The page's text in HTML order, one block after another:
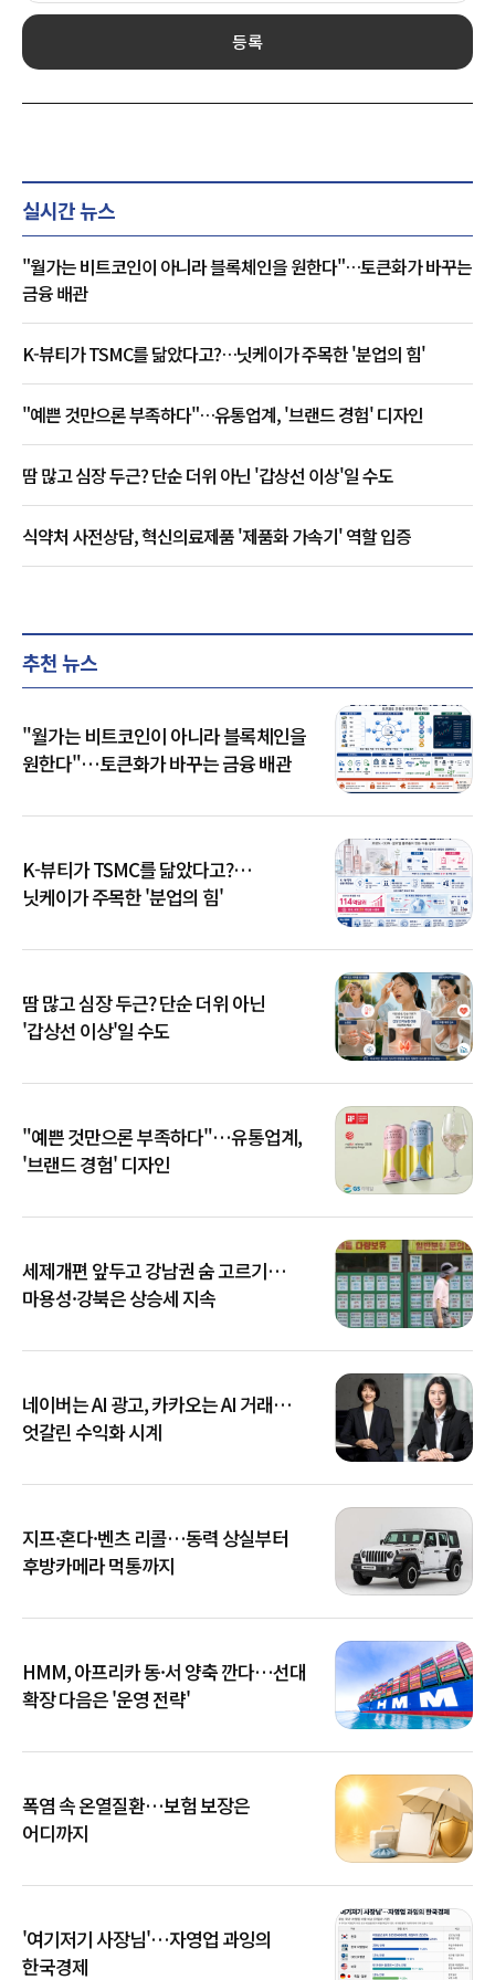
등록
실시간 뉴스
"월가는 비트코인이 아니라 블록체인을 원한다"…토큰화가 바꾸는
금융 배관
K-뷰티가 TSMC를 닮았다고?…닛케이가 주목한 '분업의 힘'
"예쁜 것만으론 부족하다"…유통업계, '브랜드 경험' 디자인
땀 많고 심장 두근? 단순 더위 아닌 '갑상선 이상'일 수도
식약처 사전상담, 혁신의료제품 '제품화 가속기' 역할 입증
추천 뉴스
"월가는 비트코인이 아니라 블록체인을
원한다"…토큰화가 바꾸는 금융 배관
K-뷰티가 TSMC를 닮았다고?…
닛케이가 주목한 '분업의 힘'
땀 많고 심장 두근? 단순 더위 아닌
'갑상선 이상'일 수도
"예쁜 것만으론 부족하다"…유통업계,
'브랜드 경험' 디자인
세제개편 앞두고 강남권 숨 고르기…
마용성·강북은 상승세 지속
네이버는 AI 광고, 카카오는 AI 거래…
엇갈린 수익화 시계
지프·혼다·벤츠 리콜…동력 상실부터
후방카메라 먹통까지
HMM, 아프리카 동·서 양축 깐다…선대
확장 다음은 '운영 전략'
폭염 속 온열질환…보험 보장은
어디까지
'여기저기 사장님'…자영업 과잉의
한국경제